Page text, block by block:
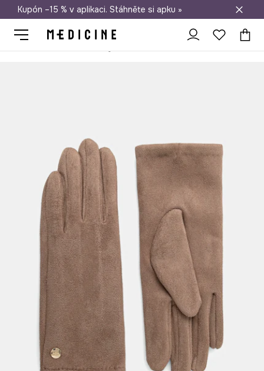
Doprava zdarma při nákupu nad 1 200 Kč
Kupón –15 % v aplikaci. Stáhněte si apku »